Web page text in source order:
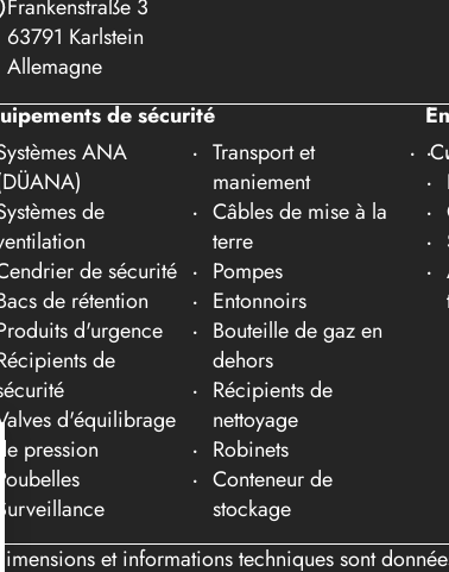
Frankenstraße 3
63791 Karlstein
Allemagne
de sécurité
ANA
de
de sécurité
de rétention
d'urgence
de
d'équilibrage
de pression
Poubelles
Surveillance
Transport et
maniement
Câbles de mise à la
terre
Pompes
Entonnoirs
Bouteille de gaz en
dehors
Récipients de
nettoyage
Robinets
Conteneur de
stockage
et informations techniques sont